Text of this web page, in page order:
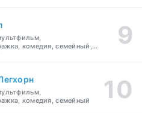
комедия, семейный,
комедия, семейный